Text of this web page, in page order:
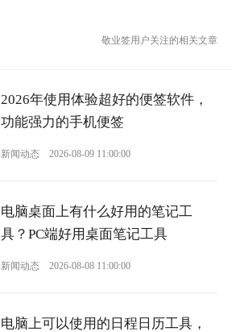
敬业签用户关注的相关文章
2026年使用体验超好的便签软件，
功能强力的手机便签
新闻动态 2026-08-09 11:00:00
电脑桌面上有什么好用的笔记工
具？PC端好用桌面笔记工具
新闻动态 2026-08-08 11:00:00
电脑上可以使用的日程日历工具，